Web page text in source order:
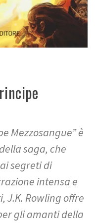
Mezzosangue” è
saga, che
segreti di
intensa e
J.K. Rowling offre
gli amanti della